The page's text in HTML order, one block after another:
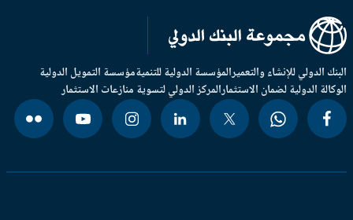
الدولي للإنشاء والتعميرالمؤسسة الدولية للتنميةمؤسسة التمويل الدولية
الدولية لضمان الاستثمارالمركز الدولي لتسوية منازعات الاستثمار